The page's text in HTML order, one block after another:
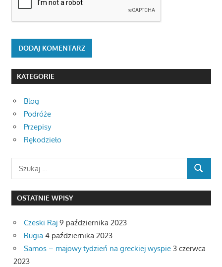
KATEGORIE
Blog
Podróże
Przepisy
Rękodzieło
SEARCH
OSTATNIE WPISY
Czeski Raj 9 października 2023
Rugia 4 października 2023
Samos – majowy tydzień na greckiej wyspie 3 czerwca
2023